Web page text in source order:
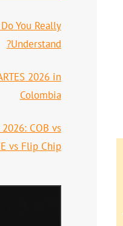
You Really
Understand?
2026 in
Colombia
COB vs
vs Flip Chip